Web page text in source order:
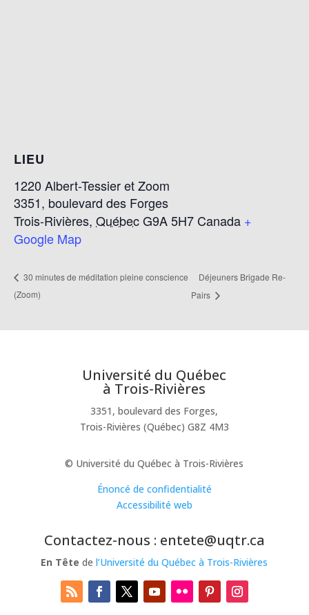
LIEU
1220 Albert-Tessier et Zoom
3351, boulevard des Forges
Trois-Rivières, QuébecG9A 5H7 Canada +
Google Map
30 minutes de méditation pleine conscience
(Zoom)
Déjeuners Brigade Re-
Pairs
Université du Québec
à Trois-Rivières
3351, boulevard des Forges,
Trois-Rivières (Québec) G8Z 4M3
© Université du Québec à Trois-Rivières
Énoncé de confidentialité
Accessibilité web
Contactez-nous : entete@uqtr.ca
En Tête del’Université du Québec à Trois-Rivières